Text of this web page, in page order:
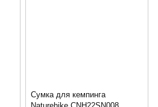
Сумка для кемпинга